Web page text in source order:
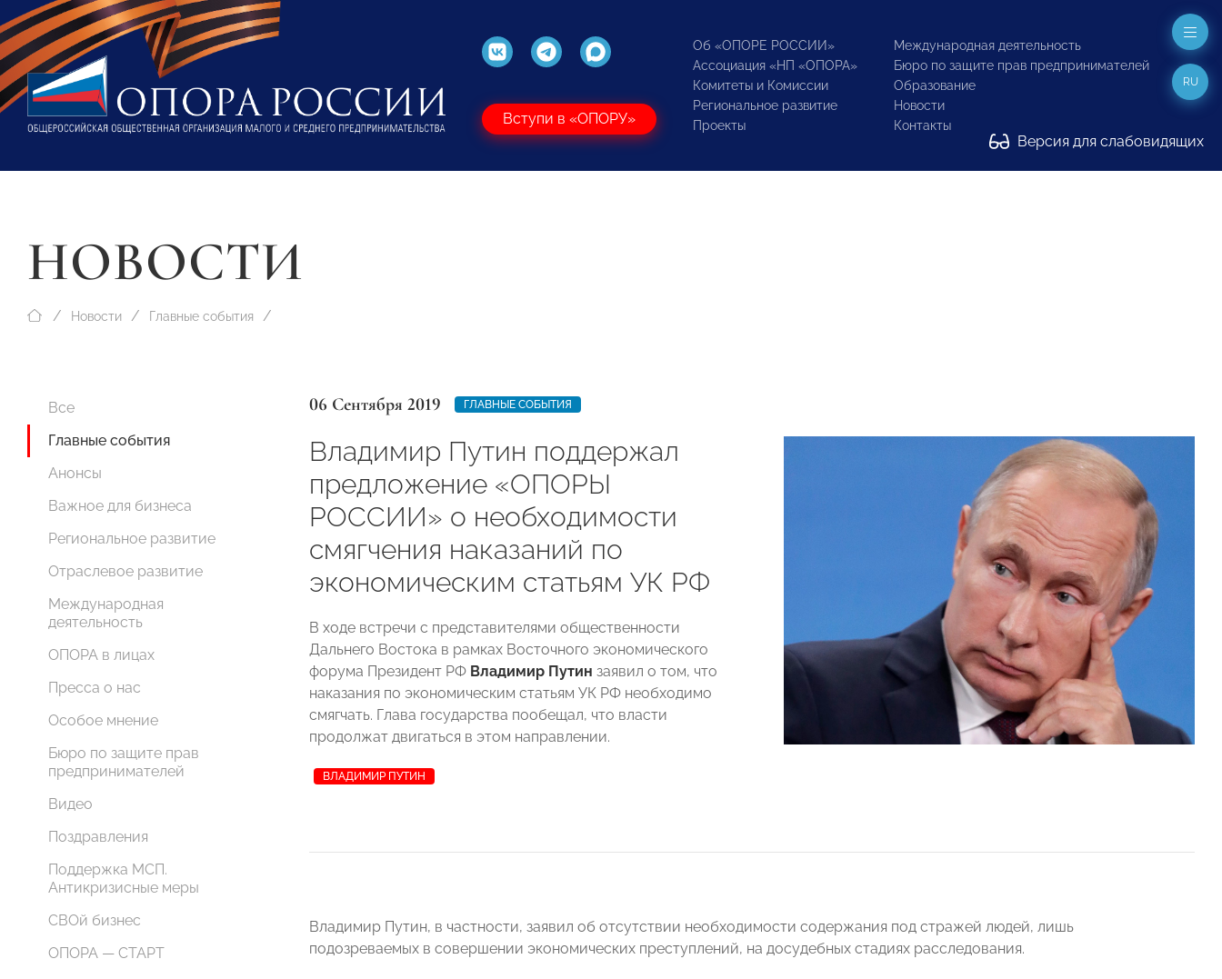
Вступи в «ОПОРУ»
Об «ОПОРЕ РОССИИ»
Ассоциация «НП «ОПОРА»
Комитеты и Комиссии
Региональное развитие
Проекты
Международная деятельность
Бюро по защите прав предпринимателей
Образование
Новости
Контакты
Версия для слабовидящих
RU
НОВОСТИ
Новости Главные события
Все
Главные события
Анонсы
Важное для бизнеса
Региональное развитие
Отраслевое развитие
Международная
деятельность
ОПОРА в лицах
Пресса о нас
Особое мнение
Бюро по защите прав
предпринимателей
Видео
Поздравления
Поддержка МСП.
Антикризисные меры
СВОй бизнес
ОПОРА — СТАРТ
06 Сентября 2019 ГЛАВНЫЕ СОБЫТИЯ
Владимир Путин поддержал
предложение «ОПОРЫ
РОССИИ» о необходимости
смягчения наказаний по
экономическим статьям УК РФ
В ходе встречи с представителями общественности
Дальнего Востока в рамках Восточного экономического
форума Президент РФ Владимир Путин заявил о том, что
наказания по экономическим статьям УК РФ необходимо
смягчать. Глава государства пообещал, что власти
продолжат двигаться в этом направлении.
ВЛАДИМИР ПУТИН
Владимир Путин, в частности, заявил об отсутствии необходимости содержания под стражей людей, лишь
подозреваемых в совершении экономических преступлений, на досудебных стадиях расследования.